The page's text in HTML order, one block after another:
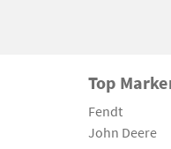
Top
Fendt
John Deere